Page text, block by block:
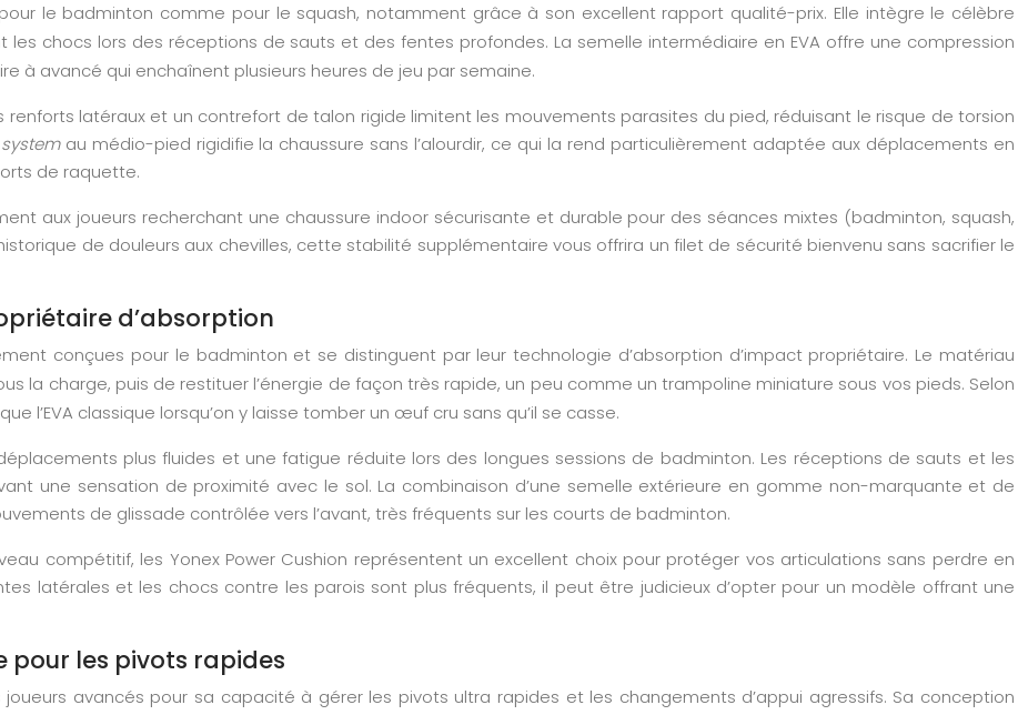
le badminton comme pour le squash, notamment grâce à son excellent rapport qualité-prix. Elle intègre le célèbre
les chocs lors des réceptions de sauts et des fentes profondes. La semelle intermédiaire en EVA offre une compression
à avancé qui enchaînent plusieurs heures de jeu par semaine.
latéraux et un contrefort de talon rigide limitent les mouvements parasites du pied, réduisant le risque de torsion
au médio-pied rigidifie la chaussure sans l’alourdir, ce qui la rend particulièrement adaptée aux déplacements en
de raquette.
aux joueurs recherchant une chaussure indoor sécurisante et durable pour des séances mixtes (badminton, squash,
de douleurs aux chevilles, cette stabilité supplémentaire vous offrira un filet de sécurité bienvenu sans sacrifier le
d’absorption
conçues pour le badminton et se distinguent par leur technologie d’absorption d’impact propriétaire. Le matériau
la charge, puis de restituer l’énergie de façon très rapide, un peu comme un trampoline miniature sous vos pieds. Selon
l’EVA classique lorsqu’on y laisse tomber un œuf cru sans qu’il se casse.
plus fluides et une fatigue réduite lors des longues sessions de badminton. Les réceptions de sauts et les
une sensation de proximité avec le sol. La combinaison d’une semelle extérieure en gomme non-marquante et de
de glissade contrôlée vers l’avant, très fréquents sur les courts de badminton.
compétitif, les Yonex Power Cushion représentent un excellent choix pour protéger vos articulations sans perdre en
latérales et les chocs contre les parois sont plus fréquents, il peut être judicieux d’opter pour un modèle offrant une
pour les pivots rapides
avancés pour sa capacité à gérer les pivots ultra rapides et les changements d’appui agressifs. Sa conception